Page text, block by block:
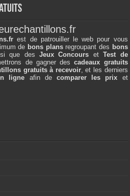
est de patrouiller le web pour vous
de bons plansregroupant des bons
que desJeux Concours etTest de
de gagner descadeaux gratuits
gratuits à recevoir, et les derniers
ligne afin de comparer les prix et